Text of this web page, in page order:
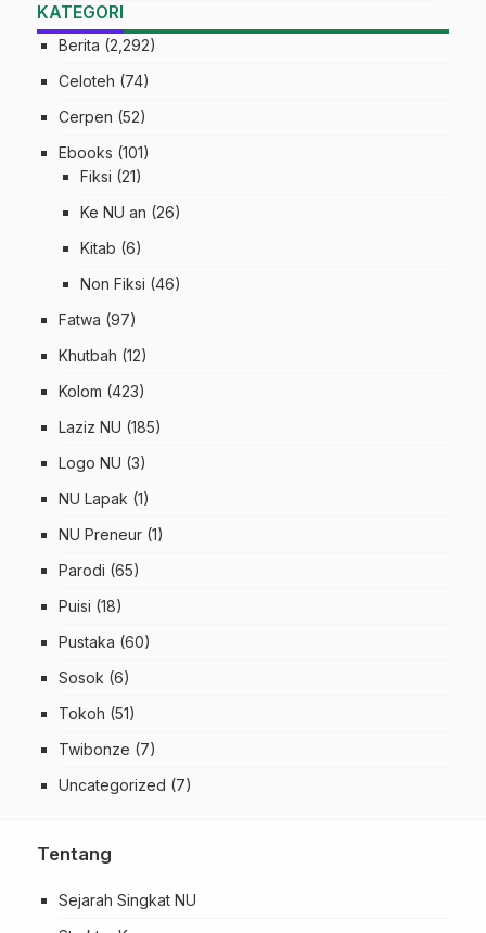
KATEGORI
Berita (2,292)
Celoteh (74)
Cerpen (52)
Ebooks (101)
Fiksi (21)
Ke NU an (26)
Kitab (6)
Non Fiksi (46)
Fatwa (97)
Khutbah (12)
Kolom (423)
Laziz NU (185)
Logo NU (3)
NU Lapak (1)
NU Preneur (1)
Parodi (65)
Puisi (18)
Pustaka (60)
Sosok (6)
Tokoh (51)
Twibonze (7)
Uncategorized (7)
Tentang
Sejarah Singkat NU